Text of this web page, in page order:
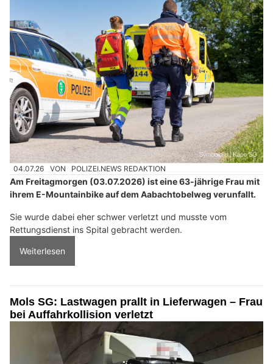
04.07.26 VON POLIZEI.NEWS REDAKTION
Am Freitagmorgen (03.07.2026) ist eine 63-jährige Frau mit
ihrem E-Mountainbike auf dem Aabachtobelweg verunfallt.
Sie wurde dabei eher schwer verletzt und musste vom
Rettungsdienst ins Spital gebracht werden.
Weiterlesen
Mols SG: Lastwagen prallt in Lieferwagen – Frau
bei Auffahrkollision verletzt